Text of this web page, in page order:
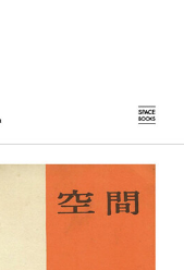
)은 “오늘날 우리 건축
건축가를 바로 알아챌
축사사무소의 서재원
건축적 소통에서 서
단편”이라고 말한다.
의 계보를 잇는 그에게